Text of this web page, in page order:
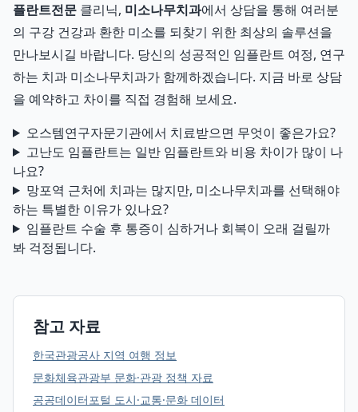
플란트전문 클리닉, 미소나무치과에서 상담을 통해 여러분
의 구강 건강과 환한 미소를 되찾기 위한 최상의 솔루션을
만나보시길 바랍니다. 당신의 성공적인 임플란트 여정, 연구
하는 치과 미소나무치과가 함께하겠습니다. 지금 바로 상담
을 예약하고 차이를 직접 경험해 보세요.
오스템연구자문기관에서 치료받으면 무엇이 좋은가요?
고난도 임플란트는 일반 임플란트와 비용 차이가 많이 나
나요?
망포역 근처에 치과는 많지만, 미소나무치과를 선택해야
하는 특별한 이유가 있나요?
임플란트 수술 후 통증이 심하거나 회복이 오래 걸릴까
봐 걱정됩니다.
참고 자료
한국관광공사 지역 여행 정보
문화체육관광부 문화·관광 정책 자료
공공데이터포털 도시·교통·문화 데이터